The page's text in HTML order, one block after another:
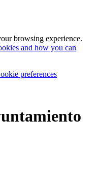
browsing experience.
and how you can
preferences